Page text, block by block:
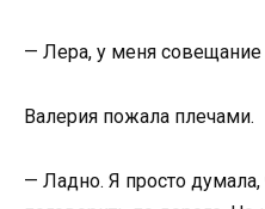
— Лера, у меня совещание
Валерия пожала плечами.
— Ладно. Я просто